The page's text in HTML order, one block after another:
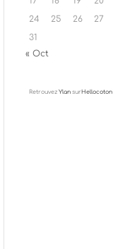
24
25 26 27
31
« Oct
Retrouvez Ylansur Hellocoton